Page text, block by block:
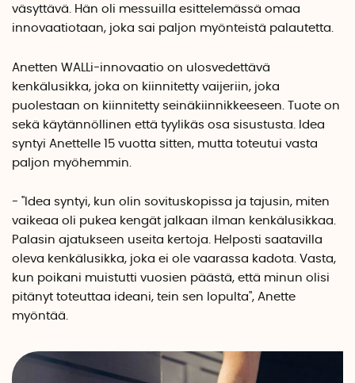
väsyttävä. Hän oli messuilla esittelemässä omaa
innovaatiotaan, joka sai paljon myönteistä palautetta.
Anetten WALLi-innovaatio on ulosvedettävä
kenkälusikka, joka on kiinnitetty vaijeriin, joka
puolestaan on kiinnitetty seinäkiinnikkeeseen. Tuote on
sekä käytännöllinen että tyylikäs osa sisustusta. Idea
syntyi Anettelle 15 vuotta sitten, mutta toteutui vasta
paljon myöhemmin.
- "Idea syntyi, kun olin sovituskopissa ja tajusin, miten
vaikeaa oli pukea kengät jalkaan ilman kenkälusikkaa.
Palasin ajatukseen useita kertoja. Helposti saatavilla
oleva kenkälusikka, joka ei ole vaarassa kadota. Vasta,
kun poikani muistutti vuosien päästä, että minun olisi
pitänyt toteuttaa ideani, tein sen lopulta", Anette
myöntää.